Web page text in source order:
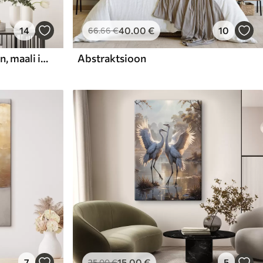
14
Abstraktne kompositsioon, maali imitatsioon
66.66€40.00€ 10
Abstraktsioon